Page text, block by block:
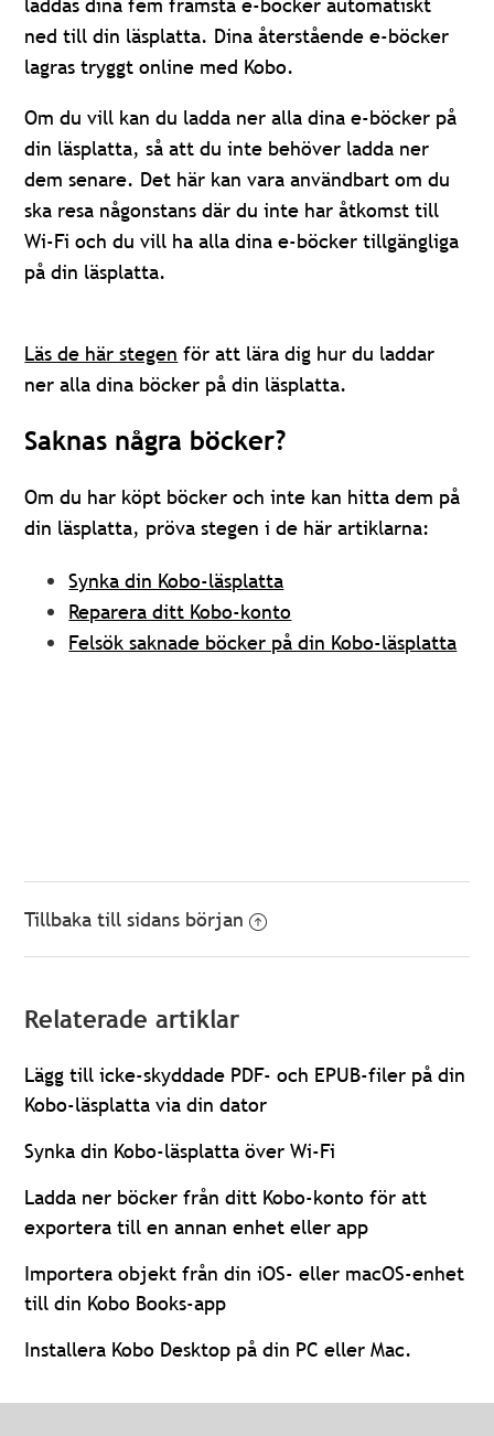
laddas dina fem främsta e-böcker automatiskt
ned till din läsplatta. Dina återstående e-böcker
lagras tryggt online med Kobo.
Om du vill kan du ladda ner alla dina e-böcker på
din läsplatta, så att du inte behöver ladda ner
dem senare. Det här kan vara användbart om du
ska resa någonstans där du inte har åtkomst till
Wi-Fi och du vill ha alla dina e-böcker tillgängliga
på din läsplatta.
Läs de här stegen för att lära dig hur du laddar
ner alla dina böcker på din läsplatta.
Saknas några böcker?
Om du har köpt böcker och inte kan hitta dem på
din läsplatta, pröva stegen i de här artiklarna:
Synka din Kobo-läsplatta
Reparera ditt Kobo-konto
Felsök saknade böcker på din Kobo-läsplatta
Tillbaka till sidans början
Relaterade artiklar
Lägg till icke-skyddade PDF- och EPUB-filer på din
Kobo-läsplatta via din dator
Synka din Kobo-läsplatta över Wi-Fi
Ladda ner böcker från ditt Kobo-konto för att
exportera till en annan enhet eller app
Importera objekt från din iOS- eller macOS-enhet
till din Kobo Books-app
Installera Kobo Desktop på din PC eller Mac.